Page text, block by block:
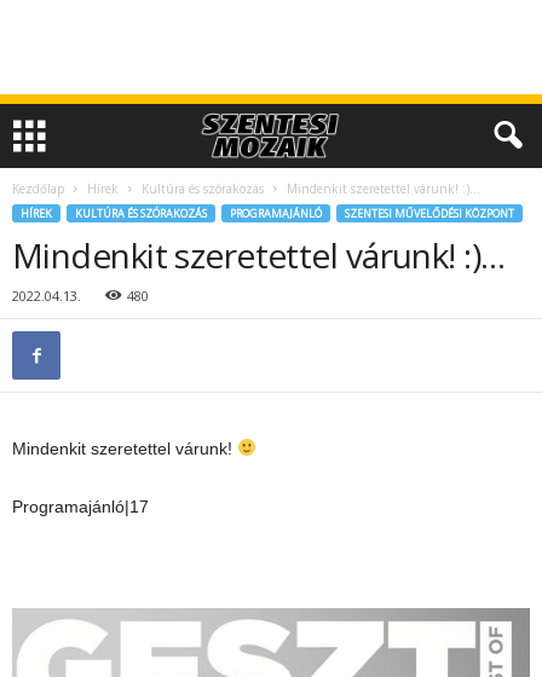
Kezdőlap Hírek Kultúra és szórakozás Mindenkit szeretettel várunk! :)…
HÍREK KULTÚRA ÉS SZÓRAKOZÁS PROGRAMAJÁNLÓ SZENTESI MŰVELŐDÉSI KÖZPONT
Mindenkit szeretettel várunk! :)…
2022.04.13. 480
Mindenkit szeretettel várunk!
Programajánló|17